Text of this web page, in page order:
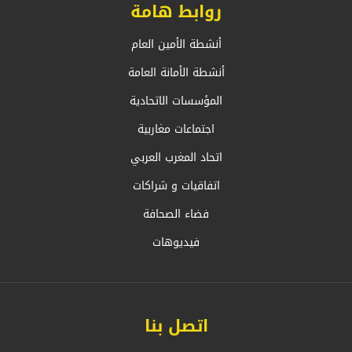
روابط هامة
أنشطة الأمين العام
أنشطة الأمانة العامة
المؤسسات الاتحادية
اجتماعات مغاربية
اتحاد المغرب العربي
اتفاقيات و شراكات
فضاء الصحافة
فيديوهات
اتصل بنا